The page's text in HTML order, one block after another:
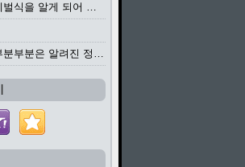
반갑습니다. 제가 세벌식을 알게 되어 세벌식 써...
반갑습니다. 이미 부분부분은 알려진 정보들이...